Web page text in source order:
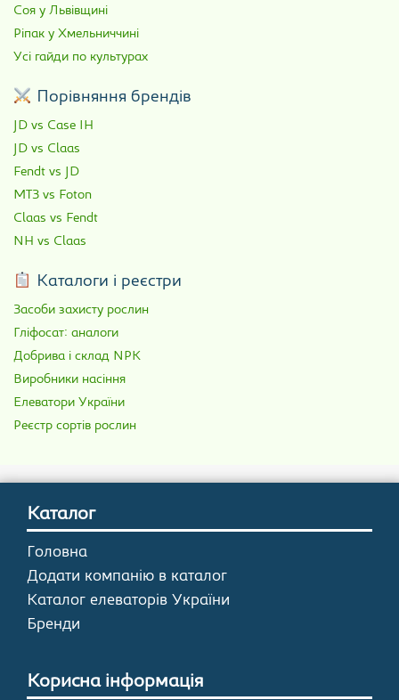
Соя у Львівщині
Ріпак у Хмельниччині
Усі гайди по культурах
Порівняння брендів
JD vs Case IH
JD vs Claas
Fendt vs JD
МТЗ vs Foton
Claas vs Fendt
NH vs Claas
Каталоги і реєстри
Засоби захисту рослин
Гліфосат: аналоги
Добрива і склад NPK
Виробники насіння
Елеватори України
Реєстр сортів рослин
Каталог
Головна
Додати компанію в каталог
Каталог елеваторів України
Бренди
Корисна інформація